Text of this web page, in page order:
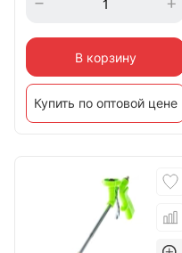
В корзину
Купить по оптовой цене